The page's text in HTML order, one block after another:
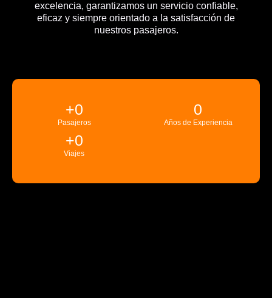
excelencia, garantizamos un servicio confiable,
eficaz y siempre orientado a la satisfacción de
nuestros pasajeros.
Pasajeros
+0
Años de Experiencia
0
Viajes
+0